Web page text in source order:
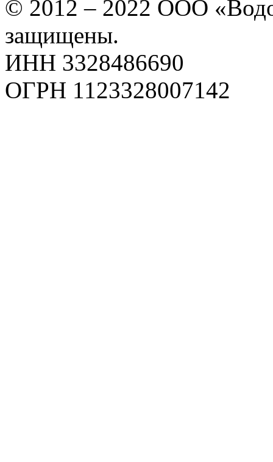
© 2012 – 2022 ООО
защищены.
ИНН 3328486690
ОГРН 1123328007142